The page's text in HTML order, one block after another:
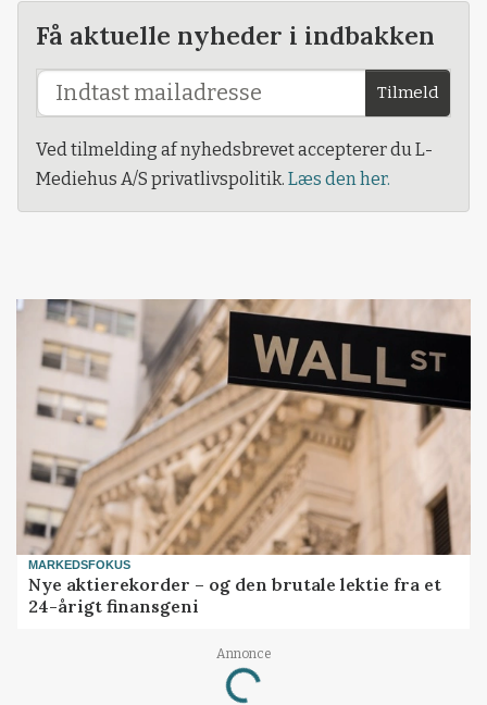
Få aktuelle nyheder i indbakken
Tilmeld
Ved tilmelding af nyhedsbrevet accepterer du L-
Mediehus A/S privatlivspolitik. Læs den her.
MARKEDSFOKUS
Nye aktierekorder – og den brutale lektie fra et
24-årigt finansgeni
Annonce
Loading...